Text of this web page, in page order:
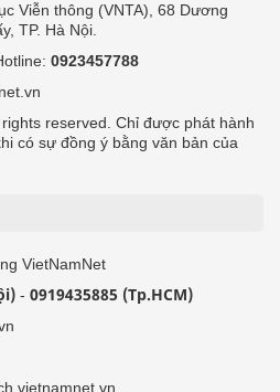
Viễn thông (VNTA), 68 Dương
TP. Hà Nội.
0923457788
reserved. Chỉ được phát hành
có sự đồng ý bằng văn bản của
VietNamNet
- 0919435885 (Tp.HCM)